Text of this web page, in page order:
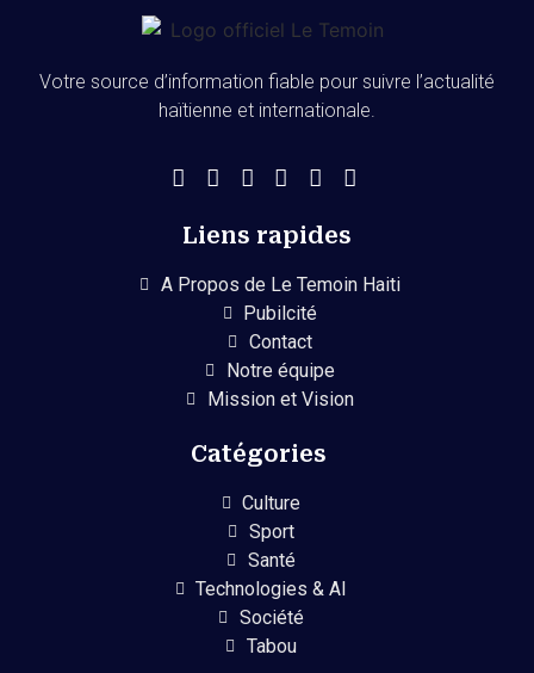
Votre source d’information fiable pour suivre l’actualité
haïtienne et internationale.
Liens rapides
A Propos de Le Temoin Haiti
Pubilcité
Contact
Notre équipe
Mission et Vision
Catégories
Culture
Sport
Santé
Technologies & AI
Société
Tabou